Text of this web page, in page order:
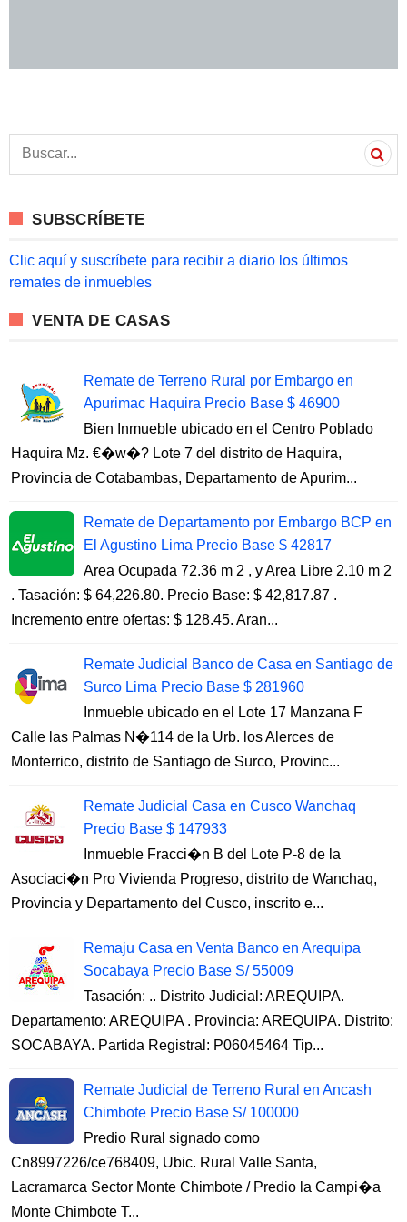
a
h
o
:
SUBSCRÍBETE
Clic aquí y suscríbete para recibir a diario los últimos
remates de inmuebles
VENTA DE CASAS
Remate de Terreno Rural por Embargo en
Apurimac Haquira Precio Base $ 46900
Bien Inmueble ubicado en el Centro Poblado
Haquira Mz. €�w�? Lote 7 del distrito de Haquira,
Provincia de Cotabambas, Departamento de Apurim...
Remate de Departamento por Embargo BCP en
El Agustino Lima Precio Base $ 42817
Area Ocupada 72.36 m 2 , y Area Libre 2.10 m 2
. Tasación: $ 64,226.80. Precio Base: $ 42,817.87 .
Incremento entre ofertas: $ 128.45. Aran...
Remate Judicial Banco de Casa en Santiago de
Surco Lima Precio Base $ 281960
Inmueble ubicado en el Lote 17 Manzana F
Calle las Palmas N�114 de la Urb. los Alerces de
Monterrico, distrito de Santiago de Surco, Provinc...
Remate Judicial Casa en Cusco Wanchaq
Precio Base $ 147933
Inmueble Fracci�n B del Lote P-8 de la
Asociaci�n Pro Vivienda Progreso, distrito de Wanchaq,
Provincia y Departamento del Cusco, inscrito e...
Remaju Casa en Venta Banco en Arequipa
Socabaya Precio Base S/ 55009
Tasación: .. Distrito Judicial: AREQUIPA.
Departamento: AREQUIPA . Provincia: AREQUIPA. Distrito:
SOCABAYA. Partida Registral: P06045464 Tip...
Remate Judicial de Terreno Rural en Ancash
Chimbote Precio Base S/ 100000
Predio Rural signado como
Cn8997226/ce768409, Ubic. Rural Valle Santa,
Lacramarca Sector Monte Chimbote / Predio la Campi�a
Monte Chimbote T...